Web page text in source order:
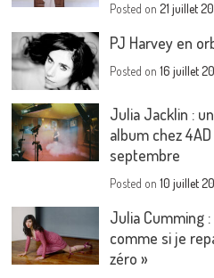
Posted on21 juillet
PJ Harvey en
Posted on16 juillet
Julia Jacklin :
album chez
septembre
Posted on10 juillet
Julia Cumming :
comme si je
zéro »